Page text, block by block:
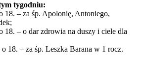
tygodniu:
– za śp. Apolonię, Antoniego,
– o dar zdrowia na duszy i ciele dla
18. – za śp. Leszka Barana w 1 rocz.